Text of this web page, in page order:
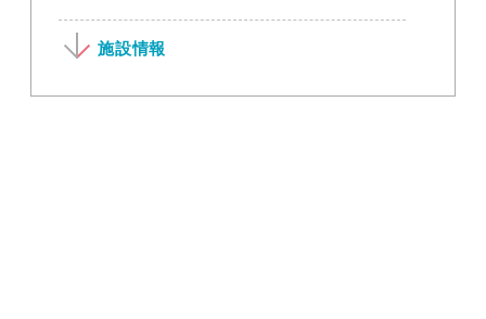
施設情報